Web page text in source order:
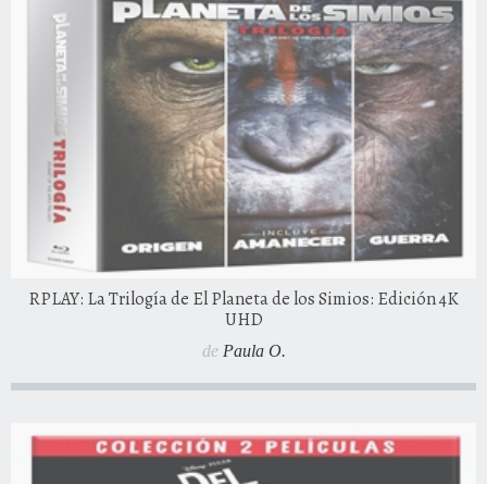
RPLAY: La Trilogía de El Planeta de los Simios: Edición 4K
UHD
de Paula O.